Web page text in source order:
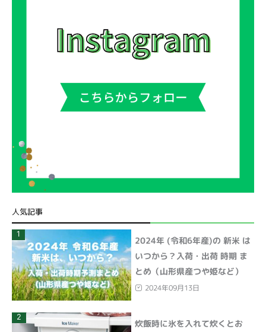
人気記事
1
2024年 (令和6年産)の 新米 は
いつから？入荷・出荷 時期 ま
とめ（山形県産つや姫など）
2024年09月13日
2
炊飯時に氷を入れて炊くとお